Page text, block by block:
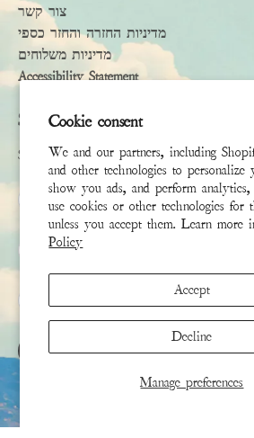
Cookie consent
We and our partners, including
and other technologies to personalize
show you ads, and perform
use cookies or other technologies for
unless you accept them. Learn
Policy
Manage preferences
Accept
Decline
צור קשר
מדיניות החזרה והחזר כספי
מדיניות משלוחים
Accessibility Statement
Subscribe
Sign up to receive the latest news &
שם פרטי
שם משפחה
אימייל
הירשם
This site is protected by hCaptcha and the hCaptchaPrivacy